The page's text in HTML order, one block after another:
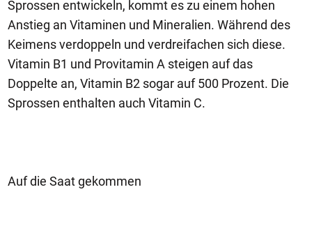
Sprossen entwickeln, kommt es zu einem hohen
Anstieg an Vitaminen und Mineralien. Während des
Keimens verdoppeln und verdreifachen sich diese.
Vitamin B1 und Provitamin A steigen auf das
Doppelte an, Vitamin B2 sogar auf 500 Prozent. Die
Sprossen enthalten auch Vitamin C.
Auf die Saat gekommen